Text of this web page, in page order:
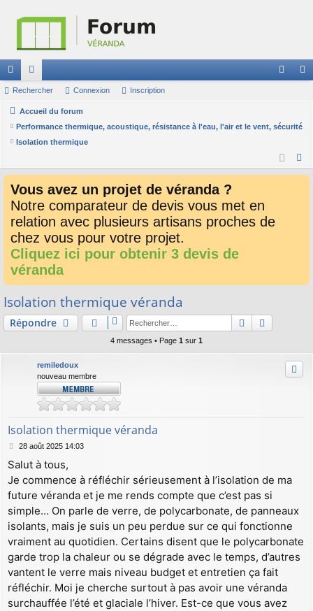
ac
co
s
or
u
on on
Rechercher Connexion Inscription
Accueil du forum
Performance thermique, acoustique, résistance à l'eau, l'air et le vent, sécurité
Isolation thermique
e
Vous avez un projet de véranda ?
Notre comparateur de devis vous met en
relation avec plusieurs artisans proches de
chez vous pour votre projet.
Cliquez ici pour obtenir 3 devis de
véranda
Isolation thermique véranda
Répondre Rechercher
4 messages • Page 1 sur 1
remiledoux
nouveau membre
Isolation thermique véranda
M
s
s
a
g
e
28 août 2025 14:03
Salut à tous,
Je commence à réfléchir sérieusement à l’isolation de ma
future véranda et je me rends compte que c’est pas si
simple… On parle de verre, de polycarbonate, de panneaux
isolants, mais je suis un peu perdue sur ce qui fonctionne
vraiment au quotidien. Certains disent que le polycarbonate
garde trop la chaleur ou se dégrade avec le temps, d’autres
vantent le verre mais niveau budget et entretien ça fait
réfléchir. Moi je cherche surtout à pas avoir une véranda
surchauffée l’été et glaciale l’hiver. Est-ce que vous avez